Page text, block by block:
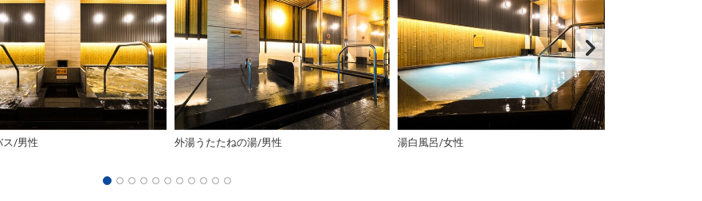
ス/男性 外湯うたたねの湯/男性 湯白風呂/女性